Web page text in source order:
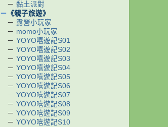
－ 黏土派對
－ 《親子旅遊》
－ 露營小玩家
－ momo小玩家
－ YOYO嘻遊記S01
－ YOYO嘻遊記S02
－ YOYO嘻遊記S03
－ YOYO嘻遊記S04
－ YOYO嘻遊記S05
－ YOYO嘻遊記S06
－ YOYO嘻遊記S07
－ YOYO嘻遊記S08
－ YOYO嘻遊記S09
－ YOYO嘻遊記S10